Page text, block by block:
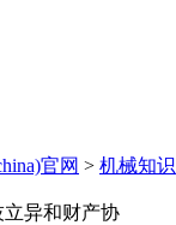
官网 > 机械知识
异和财产协